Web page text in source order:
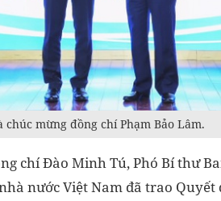
mừng đồng chí Phạm Bảo Lâm.
chí Đào Minh Tú, Phó Bí thư
nước Việt Nam đã trao Quyết